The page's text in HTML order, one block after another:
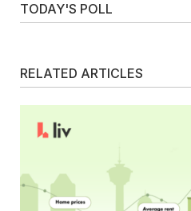
TODAY'S POLL
RELATED ARTICLES